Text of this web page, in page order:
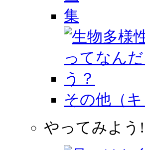
その他（
やってみよう!